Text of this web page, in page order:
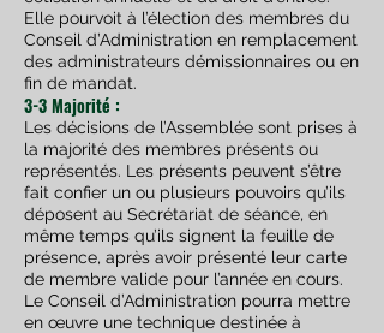
Elle pourvoit à l’élection des membres du
Conseil d’Administration en remplacement
des administrateurs démissionnaires ou en
fin de mandat.
3-3 Majorité :
Les décisions de l’Assemblée sont prises à
la majorité des membres présents ou
représentés. Les présents peuvent s’être
fait confier un ou plusieurs pouvoirs qu’ils
déposent au Secrétariat de séance, en
même temps qu’ils signent la feuille de
présence, après avoir présenté leur carte
de membre valide pour l’année en cours.
Le Conseil d’Administration pourra mettre
en œuvre une technique destinée à